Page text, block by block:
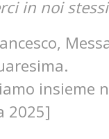
in noi stessi
insieme
2025]